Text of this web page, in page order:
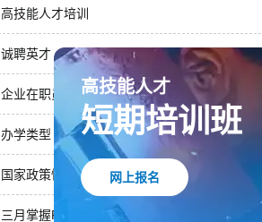
高技能人才培训
诚聘英才
企业在职员工培训
办学类型
国家政策性培训
三月掌握PLC硬核技术，直通央企就业——老
高技能人才
短期培训班
网上报名